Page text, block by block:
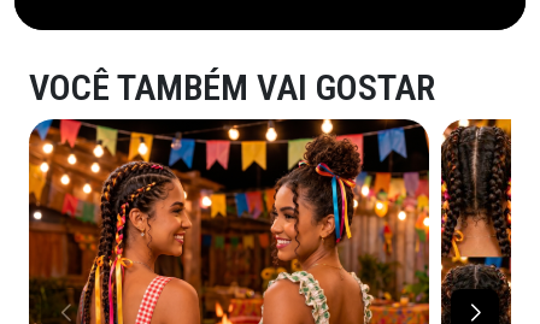
VOCÊ TAMBÉM VAI GOSTAR